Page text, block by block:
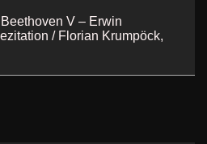
V – Erwin
/ Florian Krumpöck,